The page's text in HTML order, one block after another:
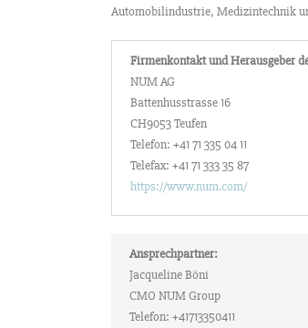
Automobilindustrie, Medizintechnik
Firmenkontakt und Herausgeber
NUM AG
Battenhusstrasse 16
CH9053 Teufen
Telefon: +41 71 335 04 11
Telefax: +41 71 333 35 87
https://www.num.com/
Ansprechpartner:
Jacqueline Böni
CMO NUM Group
Telefon: +41713350411